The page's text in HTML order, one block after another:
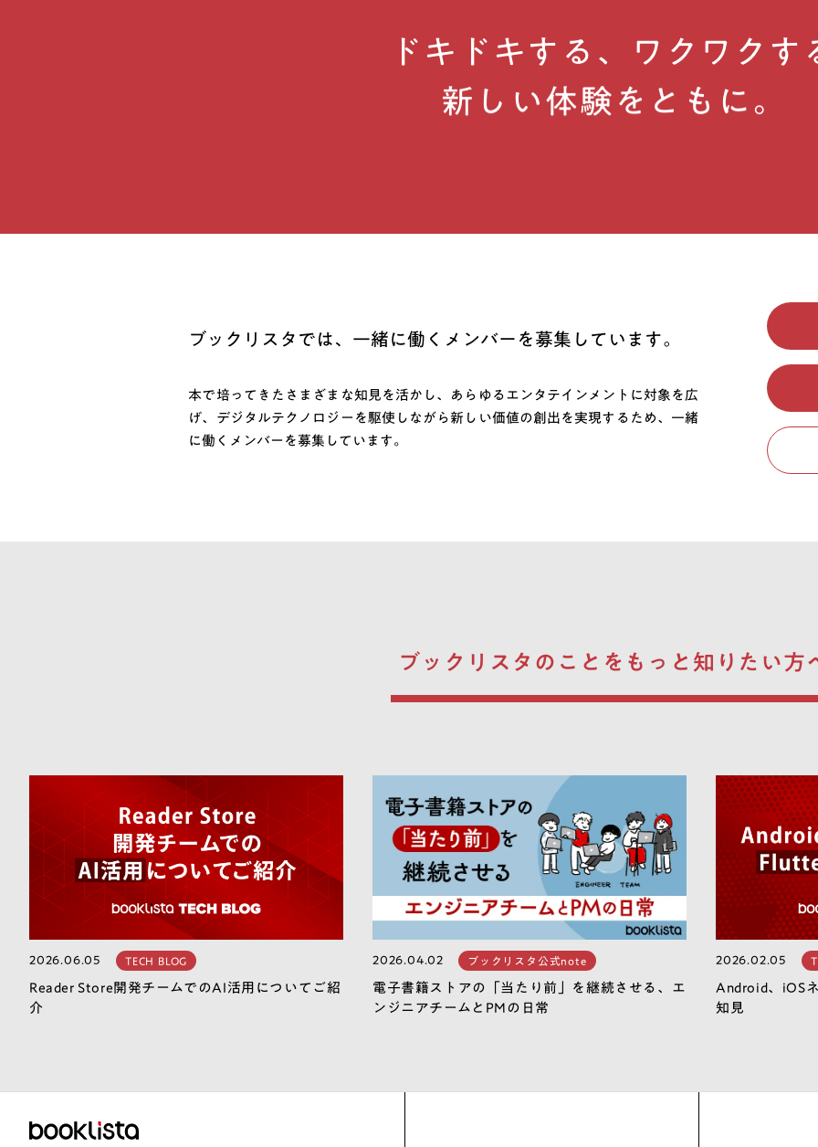
ドキドキする、ワクワクす
新しい体験をともに。
ブックリスタでは、一緒に働くメンバーを募集しています。
本で培ってきたさまざまな知見を活かし、あらゆるエンタテインメントに対象を広
げ、デジタルテクノロジーを駆使しながら新しい価値の創出を実現するため、一緒
に働くメンバーを募集しています。
ブックリスタのことを もっと知りたい方
2026.06.05 TECH BLOG
Reader Store開発チームでのAI活用についてご紹
介
2026.04.02 ブックリスタ公式note
電子書籍ストアの「当たり前」を継続させる、エ
ンジニアチームとPMの日常
2026.02.05
Android、iOS
知見